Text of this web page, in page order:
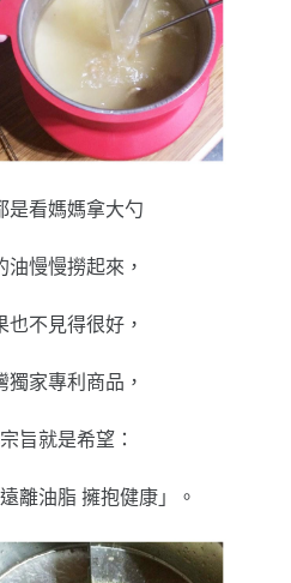
是看媽媽拿大勺
慢慢撈起來，
不見得很好，
家專利商品，
旨就是希望：
離油脂 擁抱健康」。